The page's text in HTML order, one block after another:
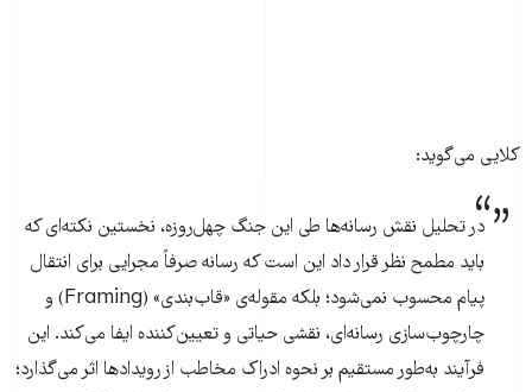
کلایی می‌گوید:
در تحلیل نقش رسانه‌ها طی این جنگ چهل‌روزه، نخستین نکته‌ای که
باید مطمح نظر قرار داد این است که رسانه صرفاً مجرایی برای انتقال
پیام محسوب نمی‌شود؛ بلکه مقوله‌ی «قاب‌بندی» (Framing) و
چارچوب‌سازی رسانه‌ای، نقشی حیاتی و تعیین‌کننده ایفا می‌کند. این
فرآیند به‌طور مستقیم بر نحوه ادراک مخاطب از رویدادها اثر می‌گذارد؛